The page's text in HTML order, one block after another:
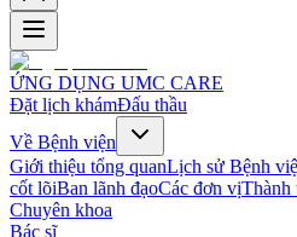
ỨNG DỤNG UMC CARE
Đặt lịch khámĐấu thầu
Về Bệnh viện
Giới thiệu tổng quanLịch sử Bệnh
cốt lõiBan lãnh đạoCác đơn vịThành
Chuyên khoa
Bác sĩ